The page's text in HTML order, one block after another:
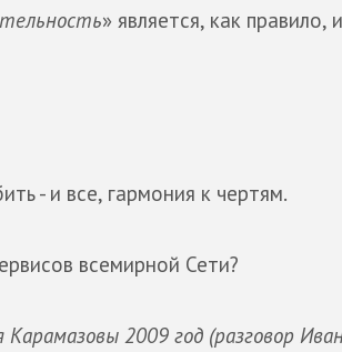
» является, как правило,
- и все, гармония к чертям.
всемирной Сети?
2009 год (разговор